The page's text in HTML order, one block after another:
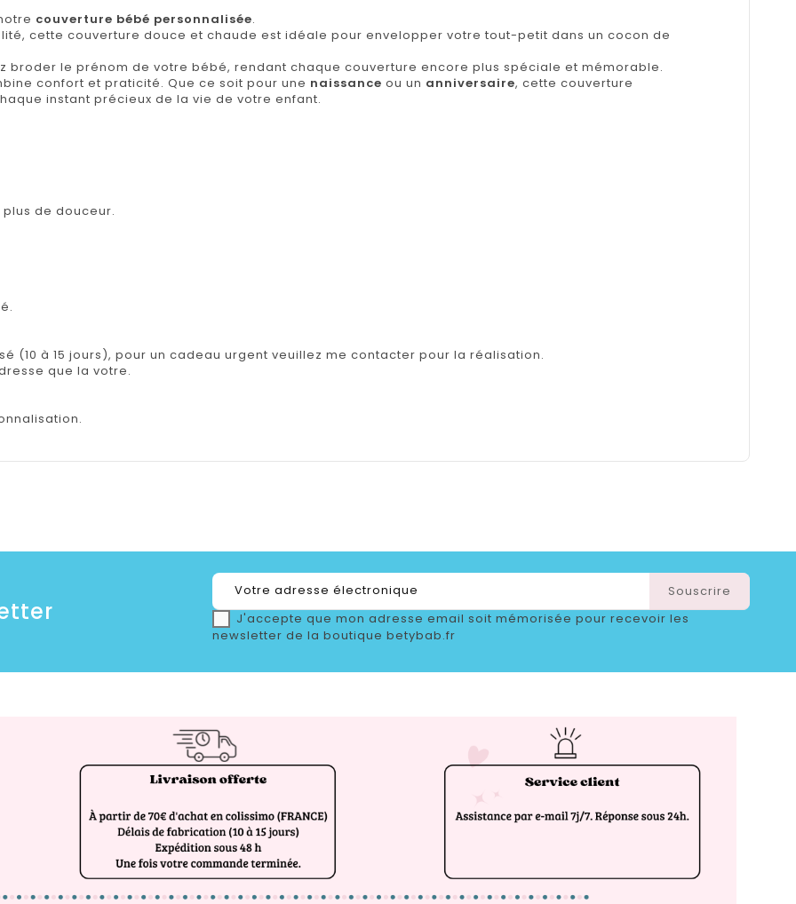
couverture bébé personnalisée.
cette couverture douce et chaude est idéale pour envelopper votre tout-petit dans un cocon de
broder le prénom de votre bébé, rendant chaque couverture encore plus spéciale et mémorable.
confort et praticité. Que ce soit pour une naissance ou un anniversaire, cette couverture
instant précieux de la vie de votre enfant.
de douceur.
(10 à 15 jours), pour un cadeau urgent veuillez me contacter pour la réalisation.
que la votre.
J'accepte que mon adresse email soit mémorisée pour recevoir les
newsletter de la boutique betybab.fr